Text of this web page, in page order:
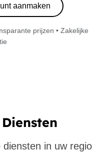
aanmaken
prijzen • Zakelijke
in uw regio